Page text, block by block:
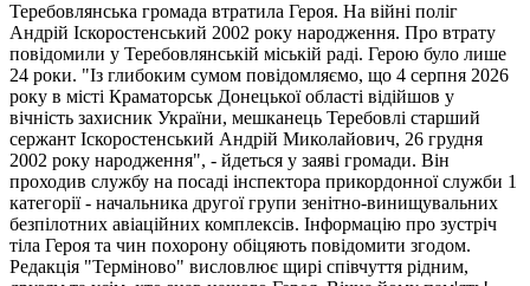
Теребовлянська громада втратила Героя. На війні поліг
Андрій Іскоростенський 2002 року народження. Про втрату
повідомили у Теребовлянській міській раді. Герою було лише
24 роки. "Із глибоким сумом повідомляємо, що 4 серпня 2026
року в місті Краматорськ Донецької області відійшов у
вічність захисник України, мешканець Теребовлі старший
сержант Іскоростенський Андрій Миколайович, 26 грудня
2002 року народження", - йдеться у заяві громади. Він
проходив службу на посаді інспектора прикордонної служби 1
категорії - начальника другої групи зенітно-винищувальних
безпілотних авіаційних комплексів. Інформацію про зустріч
тіла Героя та чин похорону обіцяють повідомити згодом.
Редакція "Терміново" висловлює щирі співчуття рідним,